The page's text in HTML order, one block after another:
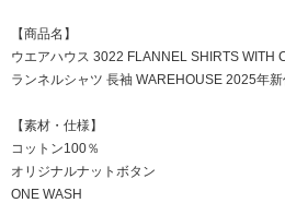
【商品名】
ウエアハウス 3022 FLANNEL SHIRTS WITH
ランネルシャツ 長袖 WAREHOUSE 2025年
【素材・仕様】
コットン100％
オリジナルナットボタン
ONE WASH